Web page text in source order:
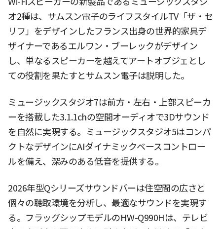
オ2種は、サムスン電子のライフスタイルTV「ザ・セ
リフ」をデザインしたフランス出身の世界的家具デ
ザイナーであるエルワン・ブーレックがデザイン
し、単なるスピーカーを越えてアートオブジェとし
ての役割を果たすとサムスン電子は説明した。
ミュージックスタジオ7は前方・左右・上部スピーカ
ーを搭載した3.1.1chの空間オーディオで3Dサウンド
を自然に実現する。ミュージックスタジオ5はコンパ
クトなデザインにAIダイナミックベースコントロー
ルを備え、深みのある低音を提供する。
2026年型Qシリーズサウンドバーは住空間の広さと
個々の聴取環境を分析し、最適なサウンドを実現す
る。フラッグシップモデルのHW-Q990Hは、テレビ